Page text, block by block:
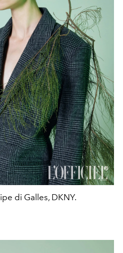
di Galles, DKNY.